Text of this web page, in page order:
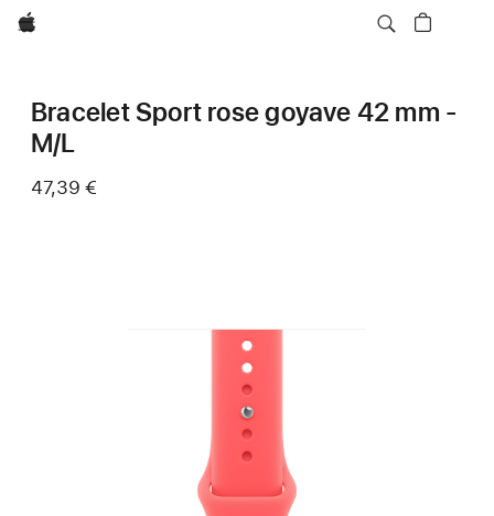
Apple
Bracelet Sport rose goyave 42 mm -
M/L
47,39 €